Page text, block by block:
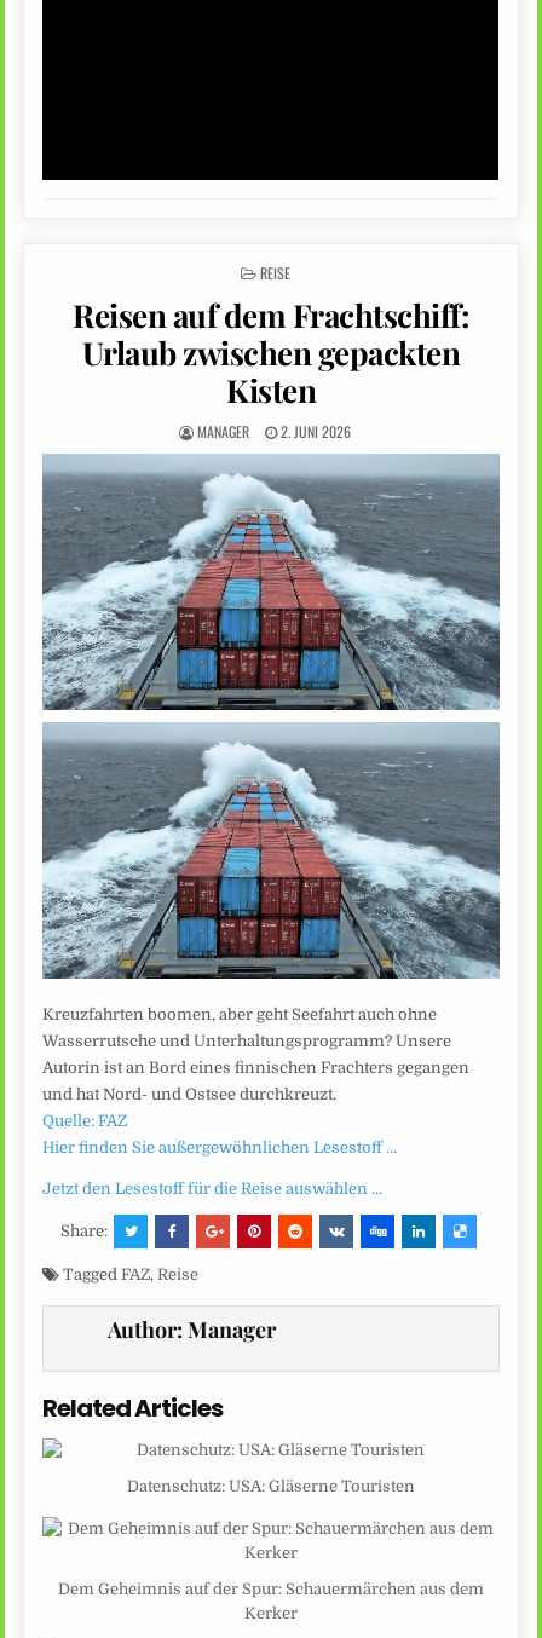
POSTED
REISE
Reisen auf dem Frachtschiff:
Urlaub zwischen gepackten
Kisten
MANAGER 2. JUNI 2026
Kreuzfahrten boomen, aber geht Seefahrt auch ohne
Wasserrutsche und Unterhaltungsprogramm? Unsere
Autorin ist an Bord eines finnischen Frachters gegangen
und hat Nord- und Ostsee durchkreuzt.
Quelle: FAZ
Hier finden Sie außergewöhnlichen Lesestoff …
Jetzt den Lesestoff für die Reise auswählen …
Share:
TaggedFAZ,Reise
Author:Manager
Related Articles
Datenschutz: USA: Gläserne Touristen
Dem Geheimnis auf der Spur: Schauermärchen aus dem
Kerker